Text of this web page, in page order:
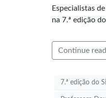
Especialistas
na 7.ª edição
Continue
7.ª edição do